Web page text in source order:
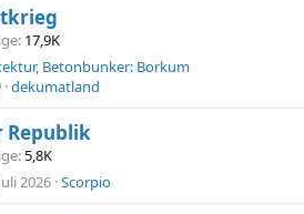
17,9K
Betonbunker: Borkum
dekumatland
Republik
5,8K
2026 Scorpio